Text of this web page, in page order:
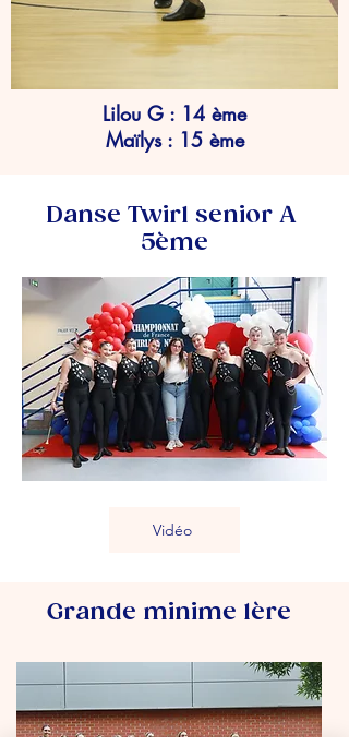
Lilou G : 14 ème
Maïlys : 15 ème
Danse Twirl senior A
5ème
Vidéo
Grande minime 1ère